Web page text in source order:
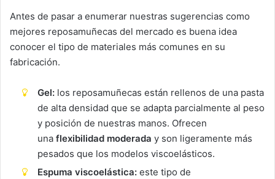
Antes de pasar a enumerar nuestras sugerencias como
mejores reposamuñecas del mercado es buena idea
conocer el tipo de materiales más comunes en su
fabricación.
Gel: los reposamuñecas están rellenos de una pasta
de alta densidad que se adapta parcialmente al peso
y posición de nuestras manos. Ofrecen
una flexibilidad moderada y son ligeramente más
pesados que los modelos viscoelásticos.
Espuma viscoelástica: este tipo de